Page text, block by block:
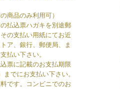
商品のみ利用可）
払込票ハガキを別途郵
の支払い用紙にてお近
ア、銀行、郵便局、ま
払い下さい。
に記載のお支払期限
までにお支払い下さい。
す。コンビニでのお